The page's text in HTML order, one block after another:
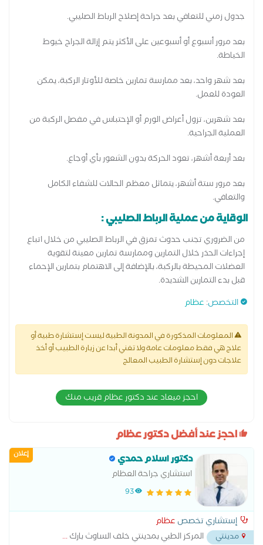
جدول زمني للتعافي بعد جراحة إصلاح الرباط الصليبي.
بعد مرور أسبوع أو أسبوعين على الأكثر يتم إزالة الجراح خيوط
الخياطة.
بعد شهر واحد، بعد ممارسة تمارين خاصة للأوتار الركبة، يمكن
العودة للعمل.
بعد شهرين، تزول أعراض الورم أو الإحتباس في مفصل الركبة من
العملية الجراحية.
بعد أربعة أشهر، تعود الحركة بدون الشعور بأي أوجاع.
بعد مرور ستة أشهر، يتماثل معظم الحالات للشفاء الكامل
والتعافي.
الوقاية من عملية الرباط الصليبي :
من الضروري تجنب حدوث تمزق في الرباط الصليبي من خلال اتباع
إجراءات الحذر خلال التمارين وممارسة تمارين معينة لتقوية
العضلات المحيطة بالركبة، بالإضافة إلى الاهتمام بتمارين الإحماء
قبل بدء التمارين الشديدة.
التخصص: عظام
المعلومات المذكورة في المدونة الطبية ليست إستشارة طبية أو
علاج هي فقط معلومات عامة ولا تغني أبدا عن زيارة الطبيب أو أخذ
علاجات دون إستشارة الطبيب المعالج
احجز ميعاد عند دكتور عظام قريب منك
احجز عند أفضل دكتور عظام
إعلان دكتور اسلام حمدي
استشاري جراحة العظام
93
إستشاري تخصص عظام
مدينتي المركز الطبي بمدينتي خلف الساوث بارك...